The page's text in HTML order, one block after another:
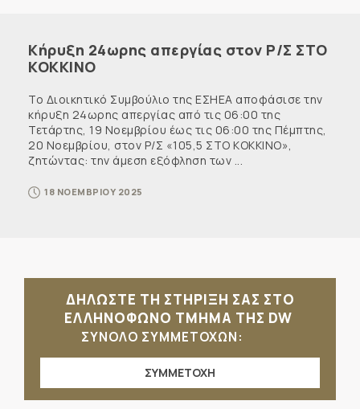
Κήρυξη 24ωρης απεργίας στον Ρ/Σ ΣΤΟ
ΚΟΚΚΙΝΟ
Το Διοικητικό Συμβούλιο της ΕΣΗΕΑ αποφάσισε την
κήρυξη 24ωρης απεργίας από τις 06:00 της
Τετάρτης, 19 Νοεμβρίου έως τις 06:00 της Πέμπτης,
20 Νοεμβρίου, στον Ρ/Σ «105,5 ΣΤΟ ΚΟΚΚΙΝΟ»,
ζητώντας: την άμεση εξόφληση των ...
18 ΝΟΕΜΒΡΙΟΥ 2025
ΔΗΛΩΣΤΕ ΤΗ ΣΤΗΡΙΞΗ ΣΑΣ ΣΤΟ
ΕΛΛΗΝΟΦΩΝΟ ΤΜΗΜΑ ΤΗΣ DW
ΣΥΝΟΛΟ ΣΥΜΜΕΤΟΧΩΝ:
ΣΥΜΜΕΤΟΧΗ